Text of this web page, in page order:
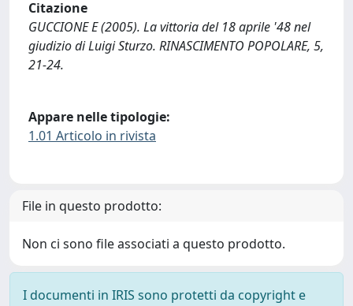
Citazione
GUCCIONE E (2005). La vittoria del 18 aprile '48 nel
giudizio di Luigi Sturzo. RINASCIMENTO POPOLARE, 5,
21-24.
Appare nelle tipologie:
1.01 Articolo in rivista
File in questo prodotto:
Non ci sono file associati a questo prodotto.
I documenti in IRIS sono protetti da copyright e